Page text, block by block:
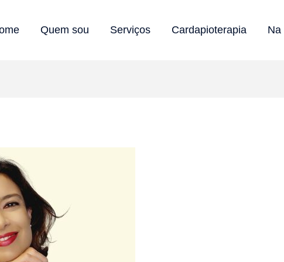
Quem sou Serviços Cardapioterapia Na